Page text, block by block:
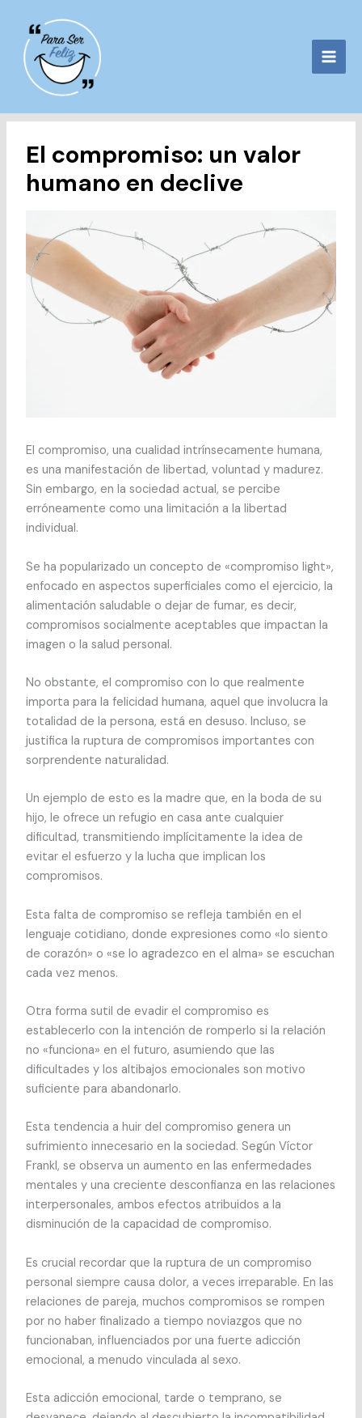
contenido
El compromiso: un valor
humano en declive
El compromiso, una cualidad intrínsecamente humana,
es una manifestación de libertad, voluntad y madurez.
Sin embargo, en la sociedad actual, se percibe
erróneamente como una limitación a la libertad
individual.
Se ha popularizado un concepto de «compromiso light»,
enfocado en aspectos superficiales como el ejercicio, la
alimentación saludable o dejar de fumar, es decir,
compromisos socialmente aceptables que impactan la
imagen o la salud personal.
No obstante, el compromiso con lo que realmente
importa para la felicidad humana, aquel que involucra la
totalidad de la persona, está en desuso. Incluso, se
justifica la ruptura de compromisos importantes con
sorprendente naturalidad.
Un ejemplo de esto es la madre que, en la boda de su
hijo, le ofrece un refugio en casa ante cualquier
dificultad, transmitiendo implícitamente la idea de
evitar el esfuerzo y la lucha que implican los
compromisos.
Esta falta de compromiso se refleja también en el
lenguaje cotidiano, donde expresiones como «lo siento
de corazón» o «se lo agradezco en el alma» se escuchan
cada vez menos.
Otra forma sutil de evadir el compromiso es
establecerlo con la intención de romperlo si la relación
no «funciona» en el futuro, asumiendo que las
dificultades y los altibajos emocionales son motivo
suficiente para abandonarlo.
Esta tendencia a huir del compromiso genera un
sufrimiento innecesario en la sociedad. Según Víctor
Frankl, se observa un aumento en las enfermedades
mentales y una creciente desconfianza en las relaciones
interpersonales, ambos efectos atribuidos a la
disminución de la capacidad de compromiso.
Es crucial recordar que la ruptura de un compromiso
personal siempre causa dolor, a veces irreparable. En las
relaciones de pareja, muchos compromisos se rompen
por no haber finalizado a tiempo noviazgos que no
funcionaban, influenciados por una fuerte adicción
emocional, a menudo vinculada al sexo.
Esta adicción emocional, tarde o temprano, se